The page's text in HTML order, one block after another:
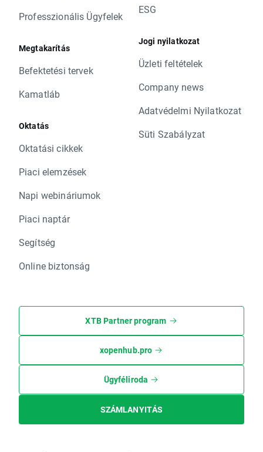
Professzionális Ügyfelek
Megtakarítás
Befektetési tervek
Kamatláb
Oktatás
Oktatási cikkek
Piaci elemzések
Napi webináriumok
Piaci naptár
Segítség
Online biztonság
ESG
Jogi nyilatkozat
Üzleti feltételek
Company news
Adatvédelmi Nyilatkozat
Süti Szabályzat
XTB Partner program
xopenhub.pro
Ügyféliroda
SZÁMLANYITÁS